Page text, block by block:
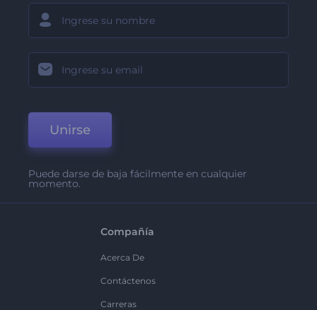
Unirse
Puede darse de baja fácilmente en cualquier
momento.
Compañía
Acerca De
Contáctenos
Carreras